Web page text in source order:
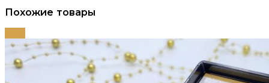
Похожие товары